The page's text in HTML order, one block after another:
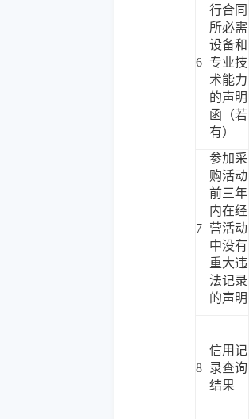
6
行合同
所必需
设备和
专业技
术能力
的声明
函（若
有）
7
参加采
购活动
前三年
内在经
营活动
中没有
重大违
法记录
的声明
8
信用记
录查询
结果